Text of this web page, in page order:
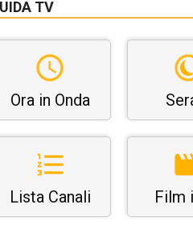
TV
Ora in Onda
Lista Canali Film